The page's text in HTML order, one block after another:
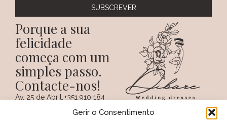
Gerir o Consentimento
Porque a sua
felicidade
começa com um
simples passo.
Contacte-nos!
Av. 25 de Abril,
+351 910 184
(Chamada para a SOCIAIS